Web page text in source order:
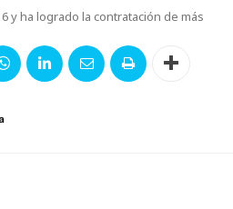
y ha logrado la contratación de más